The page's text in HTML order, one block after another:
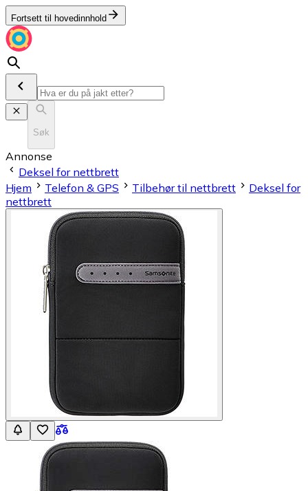
Fortsett til hovedinnhold
Søk
Annonse
Deksel for nettbrett
Hjem
Telefon & GPS Tilbehør til nettbrett
Deksel for
nettbrett